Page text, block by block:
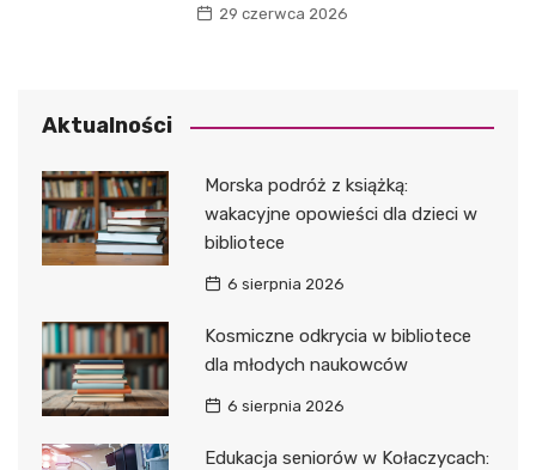
29 czerwca 2026
Aktualności
Morska podróż z książką:
wakacyjne opowieści dla dzieci w
bibliotece
6 sierpnia 2026
Kosmiczne odkrycia w bibliotece
dla młodych naukowców
6 sierpnia 2026
Edukacja seniorów w Kołaczycach: